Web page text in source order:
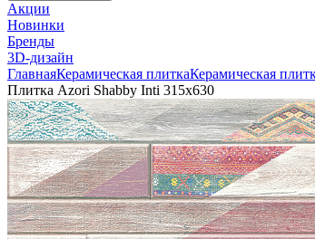
Акции
Новинки
Бренды
3D-дизайн
ГлавнаяКерамическая плиткаКерамическая
Плитка Azori Shabby Inti 315x630